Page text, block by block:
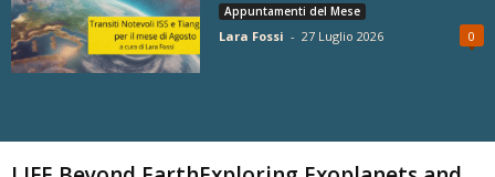
Appuntamenti del Mese
Lara Fossi - 27 Luglio 2026 0